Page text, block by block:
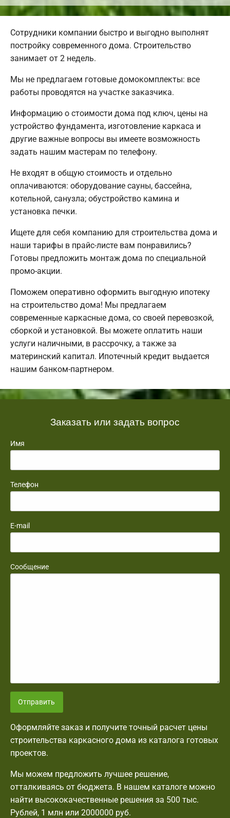
Сотрудники компании быстро и выгодно выполнят
постройку современного дома. Строительство
занимает от 2 недель.
Мы не предлагаем готовые домокомплекты: все
работы проводятся на участке заказчика.
Информацию о стоимости дома под ключ, цены на
устройство фундамента, изготовление каркаса и
другие важные вопросы вы имеете возможность
задать нашим мастерам по телефону.
Не входят в общую стоимость и отдельно
оплачиваются: оборудование сауны, бассейна,
котельной, санузла; обустройство камина и
установка печки.
Ищете для себя компанию для строительства дома и
наши тарифы в прайс-листе вам понравились?
Готовы предложить монтаж дома по специальной
промо-акции.
Поможем оперативно оформить выгодную ипотеку
на строительство дома! Мы предлагаем
современные каркасные дома, со своей перевозкой,
сборкой и установкой. Вы можете оплатить наши
услуги наличными, в рассрочку, а также за
материнский капитал. Ипотечный кредит выдается
нашим банком-партнером.
Заказать или задать вопрос
Имя
Телефон
E-mail
Сообщение
Отправить
Оформляйте заказ и получите точный расчет цены
строительства каркасного дома из каталога готовых
проектов.
Мы можем предложить лучшее решение,
отталкиваясь от бюджета. В нашем каталоге можно
найти высококачественные решения за 500 тыс.
Рублей, 1 млн или 2000000 руб.